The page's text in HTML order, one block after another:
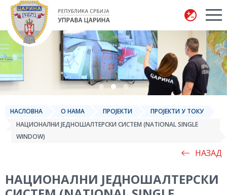
Управа царина
НАСЛОВНА О НАМА ПРОЈЕКТИ
ПРОЈЕКТИ У ТОКУ
НАЦИОНАЛНИ ЈЕДНОШАЛТЕРСКИ СИСТЕМ (NATIONAL SINGLE
WINDOW)
НАЗАД
НАЦИОНАЛНИ ЈЕДНОШАЛТЕРСКИ